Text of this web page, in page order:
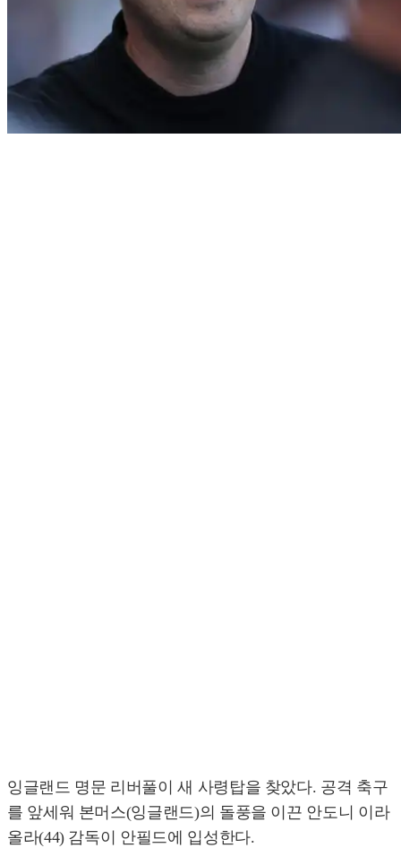
잉글랜드 명문 리버풀이 새 사령탑을 찾았다. 공격 축구
를 앞세워 본머스(잉글랜드)의 돌풍을 이끈 안도니 이라
올라(44) 감독이 안필드에 입성한다.